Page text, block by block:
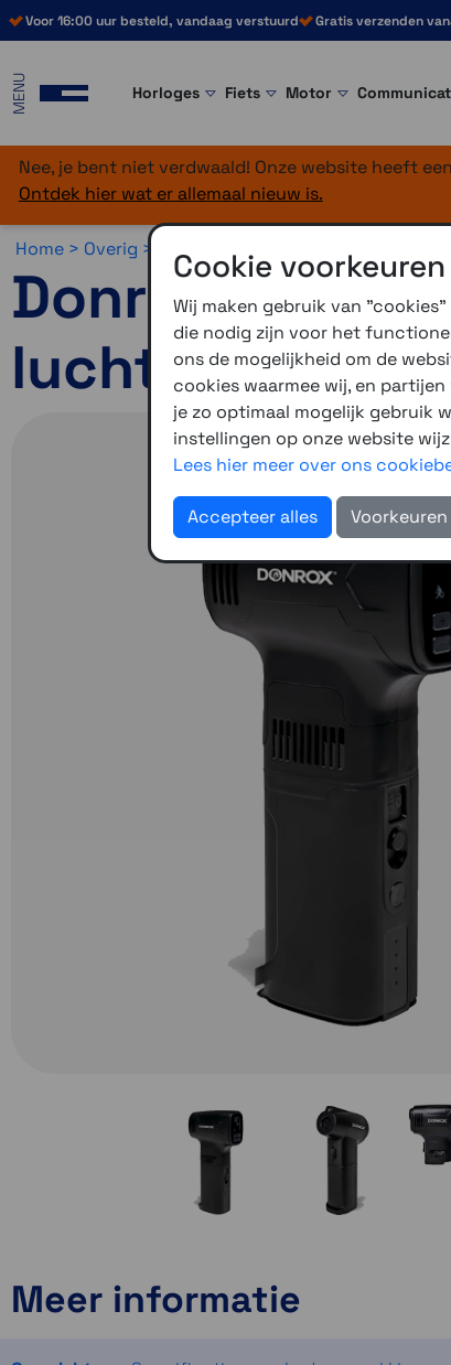
Voor 16:00 uur besteld, vandaag verstuurd Gratis verzenden
MENU Horloges Fiets Motor
Nee, je bent niet verdwaald! Onze website heeft
Ontdek hier wat er allemaal nieuw is.
Home > Overig >
Donrox C542
luchtpomp
Meer informatie
Cookie voorkeuren
Wij maken gebruik van
die nodig zijn voor het
ons de mogelijkheid om de
cookies waarmee wij, en
je zo optimaal mogelijk gebruik
instellingen op onze website
Lees hier meer over ons
Accepteer alles